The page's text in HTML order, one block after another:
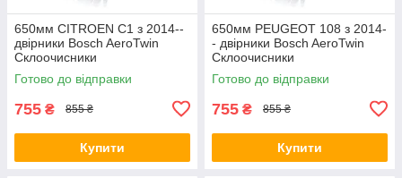
650мм CITROEN C1 з 2014--
двірники Bosch AeroTwin
Склоочисники
Готово до відправки
755 ₴ 855 ₴
Купити
650мм PEUGEOT 108 з 2014-
- двірники Bosch AeroTwin
Склоочисники
Готово до відправки
755 ₴ 855 ₴
Купити